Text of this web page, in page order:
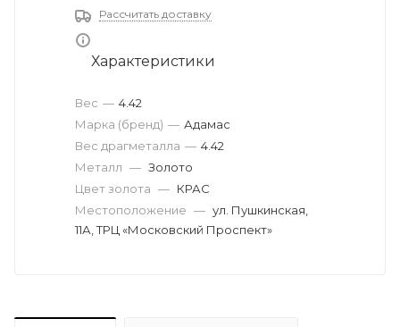
Рассчитать доставку
Характеристики
Вес драгметалла — 4.42
Марка (бренд) — Адамас
Вес — 4.42
Металл — Золото
Цвет золота — КРАС
Местоположение — ул. Пушкинская,
11А, ТРЦ «Московский Проспект»